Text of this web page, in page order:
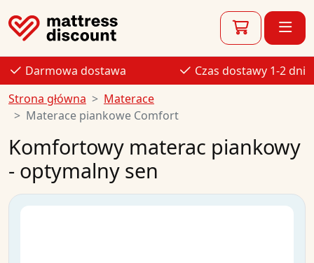
Darmowa dostawa
Czas dostawy 1-2 dni
Strona główna
Materace
Materace piankowe Comfort
Komfortowy materac piankowy
- optymalny sen